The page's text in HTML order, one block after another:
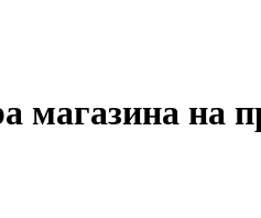
магазина на